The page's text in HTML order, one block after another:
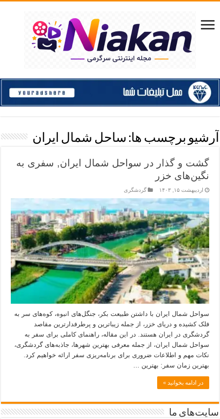
آرشیو برچسب ها: ساحل شمال ایران
گشت و گذار در سواحل شمال ایران, سفری به
نگین‌های خزر
اردیبهشت ۱۵, ۱۴۰۳ گردشگری
سواحل شمال ایران با داشتن طبیعت بکر، جنگل‌های انبوه، کوه‌های سر به
فلک کشیده و دریای خزر، از جمله زیباترین و پرطرفدارترین مقاصد
گردشگری در ایران هستند. در این مقاله، راهنمای کاملی برای سفر به
سواحل شمال ایران، از جمله معرفی بهترین شهرها، جاذبه‌های گردشگری،
نکات مهم و اطلاعات ضروری برای برنامه‌ریزی سفر ارائه خواهیم کرد.
بهترین زمان سفر: بهترین …
در ادامه بخوانید »
سایت‌های ما